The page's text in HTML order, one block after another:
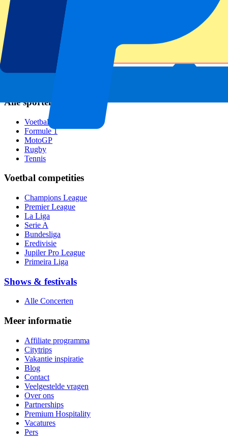
Populaire events
GP Zandvoort
GP Barcelona
GP Singapore
Alle sporten
Voetbal
Formule 1
MotoGP
Rugby
Tennis
Voetbal competities
Champions League
Premier League
La Liga
Serie A
Bundesliga
Eredivisie
Jupiler Pro League
Primeira Liga
Shows & festivals
Alle Concerten
Meer informatie
Affiliate programma
Citytrips
Vakantie inspiratie
Blog
Contact
Veelgestelde vragen
Over ons
Partnerships
Premium Hospitality
Vacatures
Pers